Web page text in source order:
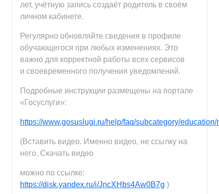
лет, учётную запись создаёт родитель в своём
личном кабинете.
Регулярно обновляйте сведения в профиле
обучающегося при любых изменениях. Это
важно для корректной работы всех сервисов
и своевременного получения уведомлений.
Подробные инструкции размещены на портале
«Госуслуги»:
https://www.gosuslugi.ru/help/faq/subcategory/
(Вставить видео. Именно видео, не ссылку на
него. Скачать видео
можно по ссылке:
https://disk.yandex.ru/i/JncXHbs4Aw0B7g )